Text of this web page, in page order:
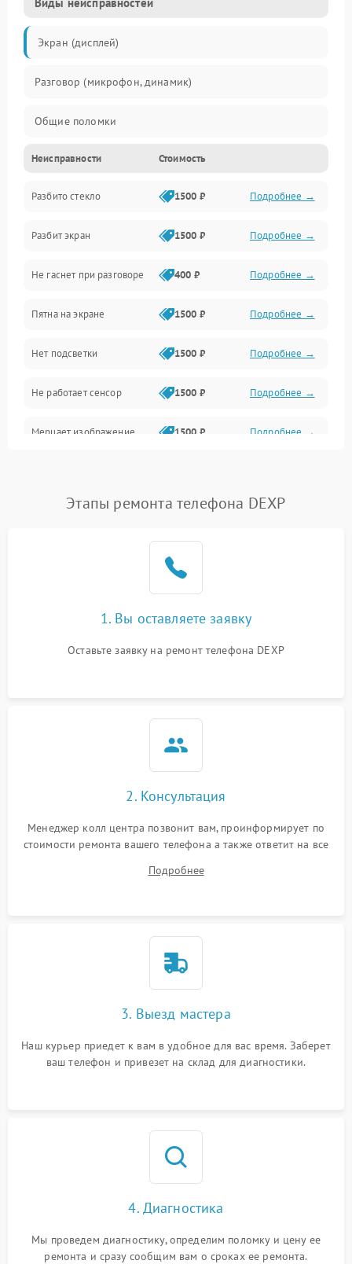
Экран (дисплей)
Разговор (микрофон, динамик)
Общие поломки
Проблемы связи
Камеры
Проблемы с дисплеем и сенсором
Зарядка
Проблемы с питанием, зарядкой и аккумулятором
Проблемы с работой системы, корпусом и другие
Неисправности Стоимость
Разбито стекло 1500 ₽ Подробнее →
Разбит экран 1500 ₽ Подробнее →
Не гаснет при разговоре 400 ₽ Подробнее →
Пятна на экране 1500 ₽ Подробнее →
Нет подсветки 1500 ₽ Подробнее →
Не работает сенсор 1500 ₽ Подробнее →
Мерцает изображение 1500 ₽ Подробнее →
Не работает Face ID 4000 ₽ Подробнее →
Этапы ремонта телефона DEXP
1. Вы оставляете заявку
Оставьте заявку на ремонт телефона DEXP
2. Консультация
Менеджер колл центра позвонит вам, проинформирует по
стоимости ремонта вашего телефона а также ответит на все
Подробнее
3. Выезд мастера
Наш курьер приедет к вам в удобное для вас время. Заберет
ваш телефон и привезет на склад для диагностики.
4. Диагностика
Мы проведем диагностику, определим поломку и цену ее
ремонта и сразу сообщим вам о сроках ее ремонта.